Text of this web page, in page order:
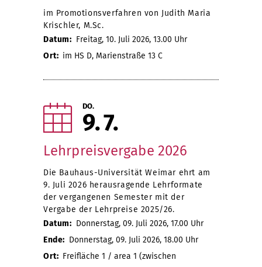
im Promotionsverfahren von Judith Maria
Krischler, M.Sc.
Datum: Freitag, 10. Juli 2026, 13.00 Uhr
Ort: im HS D, Marienstraße 13 C
DO.
9 7
Lehrpreisvergabe 2026
Die Bauhaus-Universität Weimar ehrt am
9. Juli 2026 herausragende Lehrformate
der vergangenen Semester mit der
Vergabe der Lehrpreise 2025/26.
Datum: Donnerstag, 09. Juli 2026, 17.00 Uhr
Ende: Donnerstag, 09. Juli 2026, 18.00 Uhr
Ort: Freifläche 1 / area 1 (zwischen